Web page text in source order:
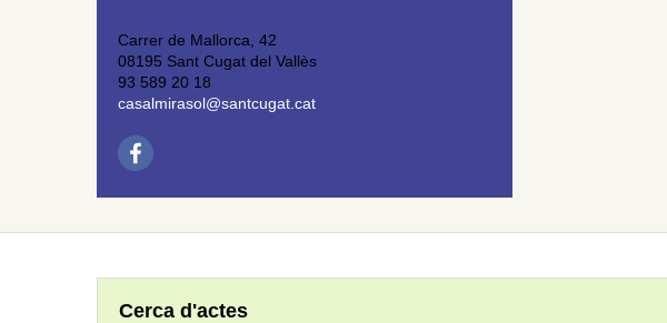
Carrer de Mallorca, 42
08195 Sant Cugat del Vallès
93 589 20 18
casalmirasol@santcugat.cat
Cerca d'actes